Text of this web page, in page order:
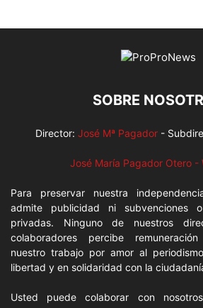
SOBRE
Director: José Mª Pagador-
José María Pagador Otero -
Para preservar nuestra
admite publicidad ni subvenciones
privadas. Ninguno de nuestros
colaboradores percibe
nuestro trabajo por amor al
libertad y en solidaridad con la
Usted puede colaborar con